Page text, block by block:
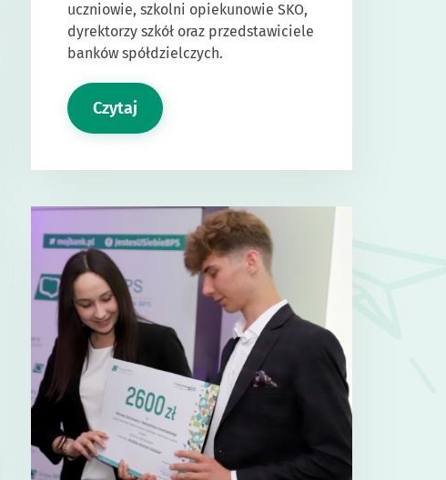
uczniowie, szkolni opiekunowie SKO,
dyrektorzy szkół oraz przedstawiciele
banków spółdzielczych.
Czytaj